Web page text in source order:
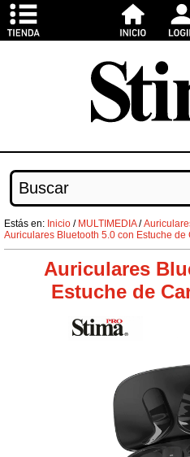
Estás en: Inicio / MULTIMEDIA/
Auriculares Bluetooth 5.0 con Estuche de
Auriculares
Estuche de